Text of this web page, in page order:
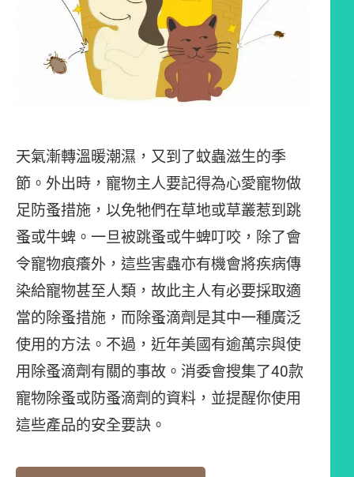
天氣漸轉溫暖潮濕，又到了蚊蟲滋生的季
節。外出時，寵物主人要記得為心愛寵物做
足防蚤措施，以免牠們在草地或草叢惹到跳
蚤或牛蜱。一旦被跳蚤或牛蜱叮咬，除了會
令寵物痕癢外，這些害蟲亦有機會將疾病傳
染給寵物甚至人類，故此主人有必要採取適
當的除蚤措施，而除蚤滴劑是其中一種廣泛
使用的方法。不過，近年美國有逾萬宗與使
用除蚤滴劑有關的事故。消委會搜集了40款
寵物除蚤或防蚤滴劑的資料，並提醒你使用
這些產品的安全要訣。